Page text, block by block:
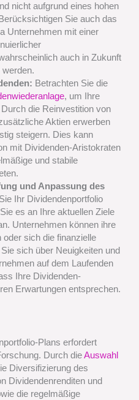
nicht aufgrund eines hohen
Sie auch das
Unternehmen mit einer
auch in Zukunft
werden.
Betrachten Sie die
, um Ihre
die Reinvestition von
Aktien erwerben
steigern. Dies kann
mit Dividenden-Aristokraten
und stabile
und Anpassung des
Ihr Dividendenportfolio
es an Ihre aktuellen Ziele
Unternehmen können ihre
oder sich die finanzielle
sich über Neuigkeiten und
auf dem Laufenden
Ihre Dividenden-
Erwartungen entsprechen.
Plans erfordert
Durch dieAuswahl
Diversifizierung des
Dividendenrenditen und
die regelmäßige